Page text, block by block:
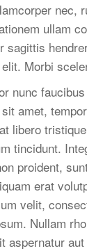
nec,
ullam
Morbi
nunc
amet,
libero
tincidunt.
proident,
erat
velit,
Nullam